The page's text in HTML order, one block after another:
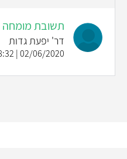
תשובת מומחה
דר' יפעת גדות
02/06/2020 | 08:32